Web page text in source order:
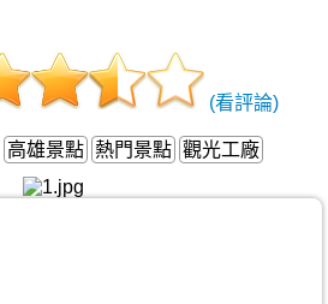
(看評論)
高雄景點 熱門景點 觀光工廠